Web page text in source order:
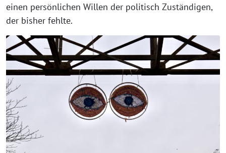
einen persönlichen Willen der politisch Zuständigen,
der bisher fehlte.